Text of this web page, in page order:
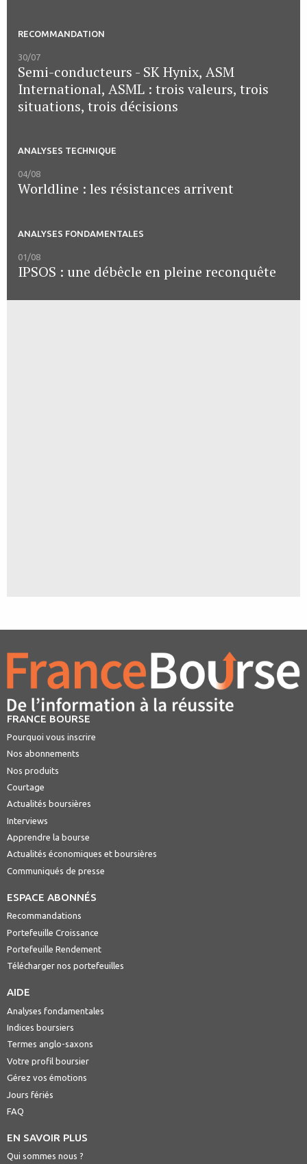
RECOMMANDATION
30/07
Semi-conducteurs - SK Hynix, ASM
International, ASML : trois valeurs, trois
situations, trois décisions
ANALYSES TECHNIQUE
04/08
Worldline : les résistances arrivent
ANALYSES FONDAMENTALES
01/08
IPSOS : une débêcle en pleine reconquête
FRANCE BOURSE
Pourquoi vous inscrire
Nos abonnements
Nos produits
Courtage
Actualités boursières
Interviews
Apprendre la bourse
Actualités économiques et boursières
Communiqués de presse
ESPACE ABONNÉS
Recommandations
Portefeuille Croissance
Portefeuille Rendement
Télécharger nos portefeuilles
AIDE
Analyses fondamentales
Indices boursiers
Termes anglo-saxons
Votre profil boursier
Gérez vos émotions
Jours fériés
FAQ
EN SAVOIR PLUS
Qui sommes nous ?